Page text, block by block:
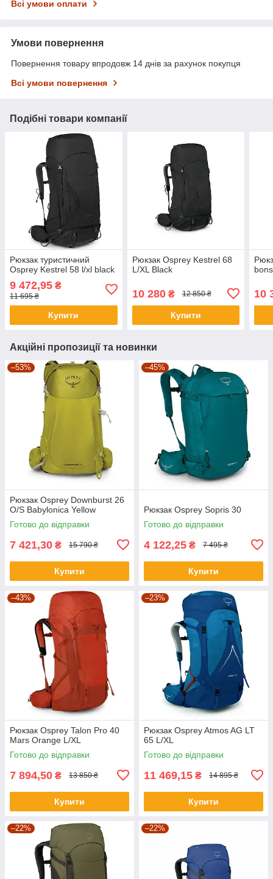
Всі умови оплати
Умови повернення
Повернення товару впродовж 14 днів за рахунок покупця
Всі умови повернення
Подібні товари компанії
Рюкзак туристичний
Osprey Kestrel 58 l/xl black
9 472,95 ₴
11 695 ₴
Купити
Рюкзак Osprey Kestrel 68
L/XL Black
10 280₴ 12 850 ₴
Купити
10
Акційні пропозиції та новинки
–53%
Рюкзак Osprey Downburst 26
O/S Babylonica Yellow
Готово до відправки
7 421,30 ₴ 15 790 ₴
Купити
–45%
Рюкзак Osprey Sopris 30
Готово до відправки
4 122,25 ₴ 7 495 ₴
Купити
–43%
Рюкзак Osprey Talon Pro 40
Mars Orange L/XL
Готово до відправки
7 894,50 ₴ 13 850 ₴
Купити
–23%
Рюкзак Osprey Atmos AG LT
65 L/XL
Готово до відправки
11 469,15 ₴ 14 895 ₴
Купити
–22% –22%